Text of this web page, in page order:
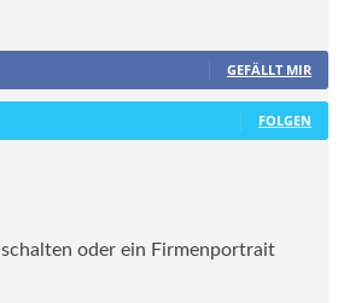
GEFÄLLT MIR
FOLGEN
schalten oder ein Firmenportrait